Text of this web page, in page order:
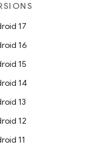
17
16
15
14
13
12
11